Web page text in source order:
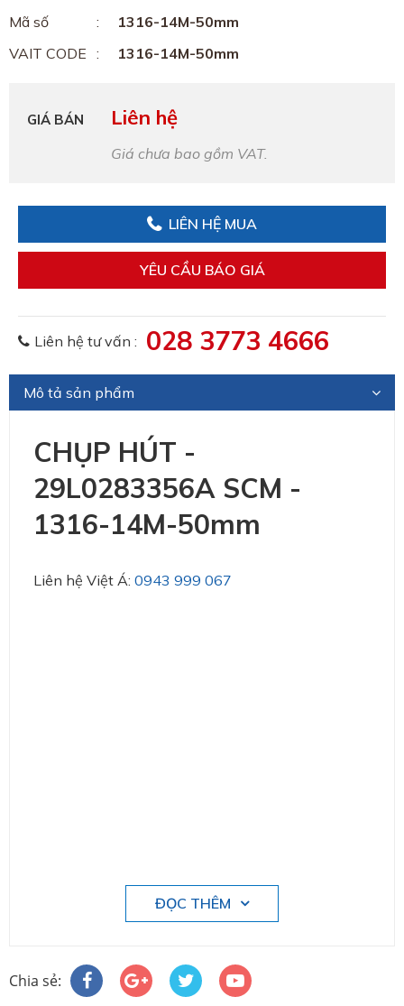
Mã số
1316-14M-50mm
VAIT CODE
1316-14M-50mm
GIÁ BÁN Liên hệ
Giá chưa bao gồm VAT.
LIÊN HỆ MUA
YÊU CẦU BÁO GIÁ
Liên hệ tư vấn : 028 3773 4666
Mô tả sản phẩm
CHỤP HÚT -
29L0283356A SCM -
1316-14M-50mm
Liên hệ Việt Á: 0943 999 067
ĐỌC THÊM
Chia sẻ: